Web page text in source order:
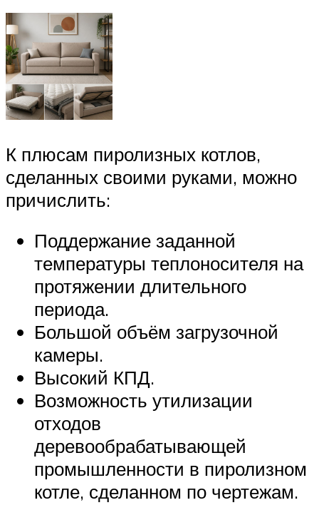
К плюсам пиролизных котлов,
сделанных своими руками, можно
причислить:
Поддержание заданной
температуры теплоносителя на
протяжении длительного
периода.
Большой объём загрузочной
камеры.
Высокий КПД.
Возможность утилизации
отходов
деревообрабатывающей
промышленности в пиролизном
котле, сделанном по чертежам.